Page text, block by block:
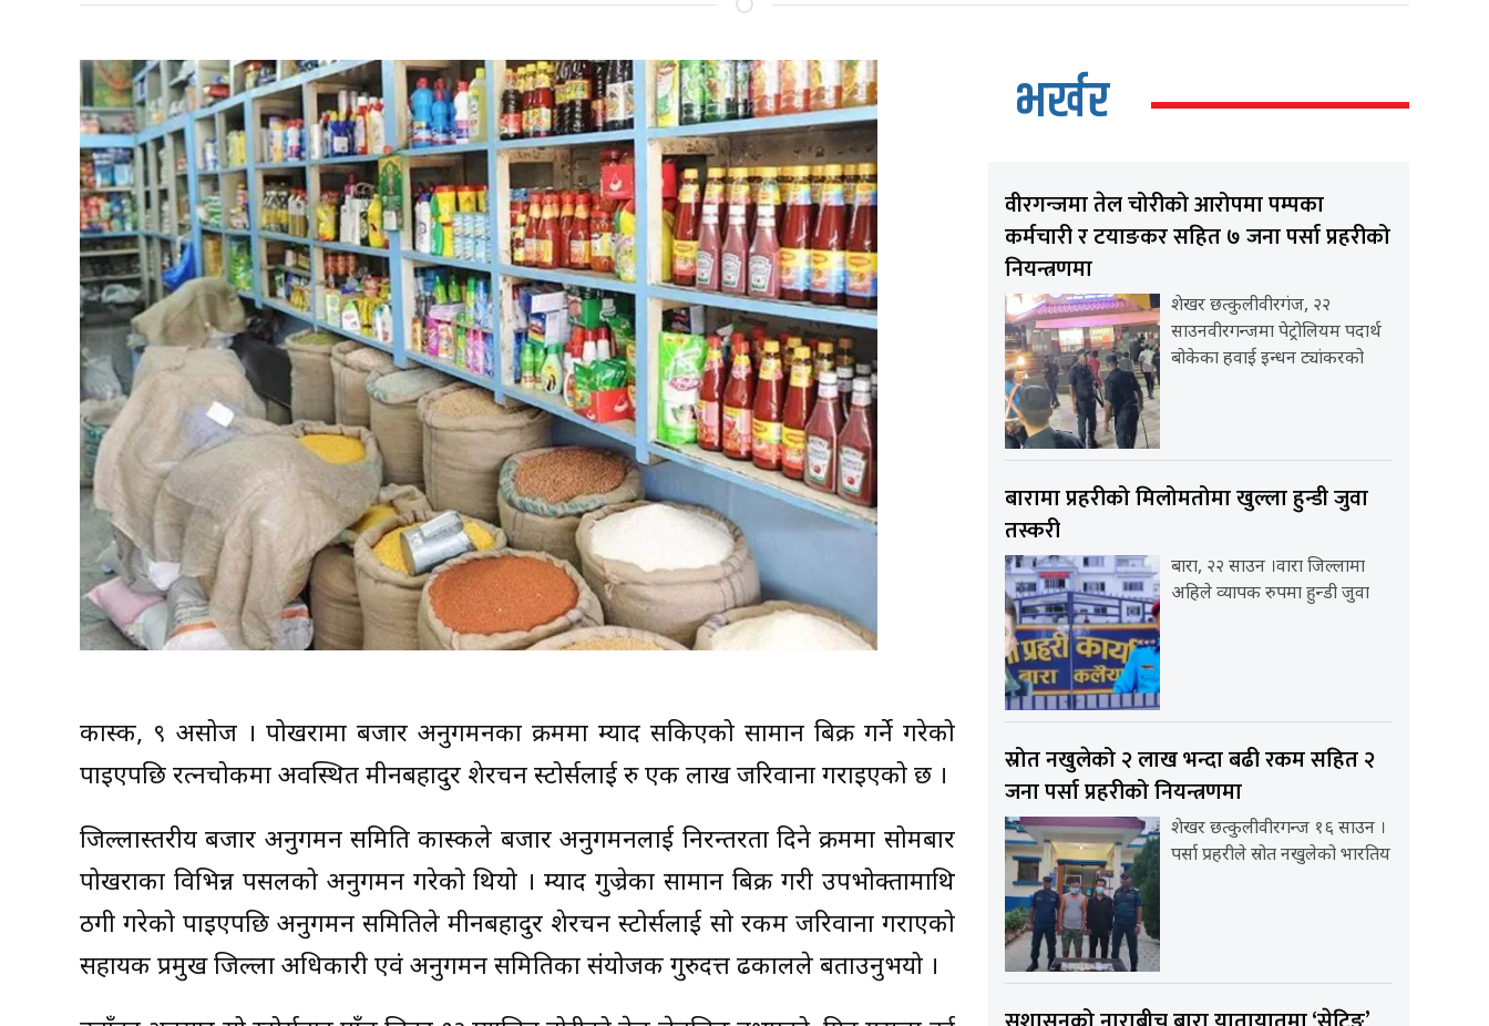
कास्की, ९ असोज । पोखरामा बजार अनुगमनका क्रममा म्याद सकिएको सामान बिक्री गर्ने गरेको
पाइएपछि रत्नचोकमा अवस्थित मीनबहादुर शेरचन स्टोर्सलाई रु एक लाख जरिवाना गराइएको छ ।
जिल्लास्तरीय बजार अनुगमन समिति कास्कीले बजार अनुगमनलाई निरन्तरता दिने क्रममा सोमबार
पोखराका विभिन्न पसलको अनुगमन गरेको थियो । म्याद गुज्रेका सामान बिक्री गरी उपभोक्तामाथि
ठगी गरेको पाइएपछि अनुगमन समितिले मीनबहादुर शेरचन स्टोर्सलाई सो रकम जरिवाना गराएको
सहायक प्रमुख जिल्ला अधिकारी एवं अनुगमन समितिका संयोजक गुरुदत्त ढकालले बताउनुभयो ।
भर्खर
वीरगन्जमा तेल चोरीको आरोपमा पम्पका
कर्मचारी र टयाङकर सहित ७ जना पर्सा प्रहरीको
नियन्त्रणमा
शेखर छत्कुलीवीरगंज, २२
साउनवीरगन्जमा पेट्रोलियम पदार्थ
बोकेका हवाई इन्धन ट्यांकरको
बारामा प्रहरीको मिलोमतोमा खुल्ला हुन्डी जुवा
तस्करी
बारा, २२ साउन ।वारा जिल्लामा
अहिले व्यापक रुपमा हुन्डी जुवा
स्रोत नखुलेको २ लाख भन्दा बढी रकम सहित २
जना पर्सा प्रहरीको नियन्त्रणमा
शेखर छत्कुलीवीरगन्ज १६ साउन ।
पर्सा प्रहरीले स्रोत नखुलेको भारतिय